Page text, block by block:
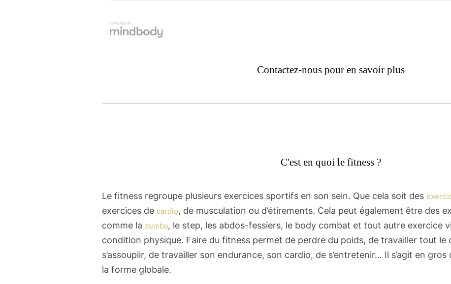
Contactez-nous pour en savoir plus
C'est en quoi le fitness ?
Le fitness regroupe plusieurs exercices sportifs en son sein. Que cela soit des
exercices de cardio, de musculation ou d’étirements. Cela peut également être des
comme la zumba, le step, les abdos-fessiers, le body combat et tout autre exercice
condition physique. Faire du fitness permet de perdre du poids, de travailler tout le
s’assouplir, de travailler son endurance, son cardio, de s’entretenir… Il s’agit en
la forme globale.